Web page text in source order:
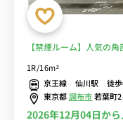
【禁煙ルーム】人気の
明大前駅や新宿駅へ乗
中！
1R/16m²
京王線 仙川駅 徒歩
東京都調布市若葉町
2026年12月04日か